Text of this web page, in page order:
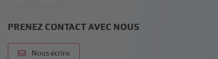
PRENEZ CONTACT AVEC NOUS
Nous écrire